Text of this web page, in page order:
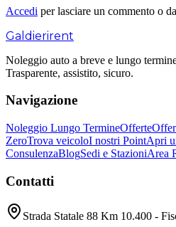
Accedi per lasciare un commento o
Galdierirent
Noleggio auto a breve e lungo
Trasparente, assistito, sicuro.
Navigazione
Noleggio Lungo TermineOfferte
ZeroTrova veicoloI nostri PointApri
ConsulenzaBlogSedi e StazioniArea
Contatti
Strada Statale 88 Km 10.400 -